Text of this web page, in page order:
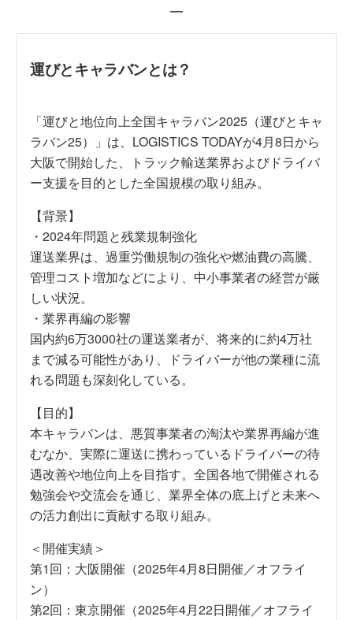
—
運びとキャラバンとは？
「運びと地位向上全国キャラバン2025（運びとキャ
ラバン25）」は、LOGISTICS TODAYが4月8日から
大阪で開始した、トラック輸送業界およびドライバ
ー支援を目的とした全国規模の取り組み。
【背景】
・2024年問題と残業規制強化
運送業界は、過重労働規制の強化や燃油費の高騰、
管理コスト増加などにより、中小事業者の経営が厳
しい状況。
・業界再編の影響
国内約6万3000社の運送業者が、将来的に約4万社
まで減る可能性があり、ドライバーが他の業種に流
れる問題も深刻化している。
【目的】
本キャラバンは、悪質事業者の淘汰や業界再編が進
むなか、実際に運送に携わっているドライバーの待
遇改善や地位向上を目指す。全国各地で開催される
勉強会や交流会を通じ、業界全体の底上げと未来へ
の活力創出に貢献する取り組み。
＜開催実績＞
第1回：大阪開催（2025年4月8日開催／オフライ
ン）
第2回：東京開催（2025年4月22日開催／オフライ